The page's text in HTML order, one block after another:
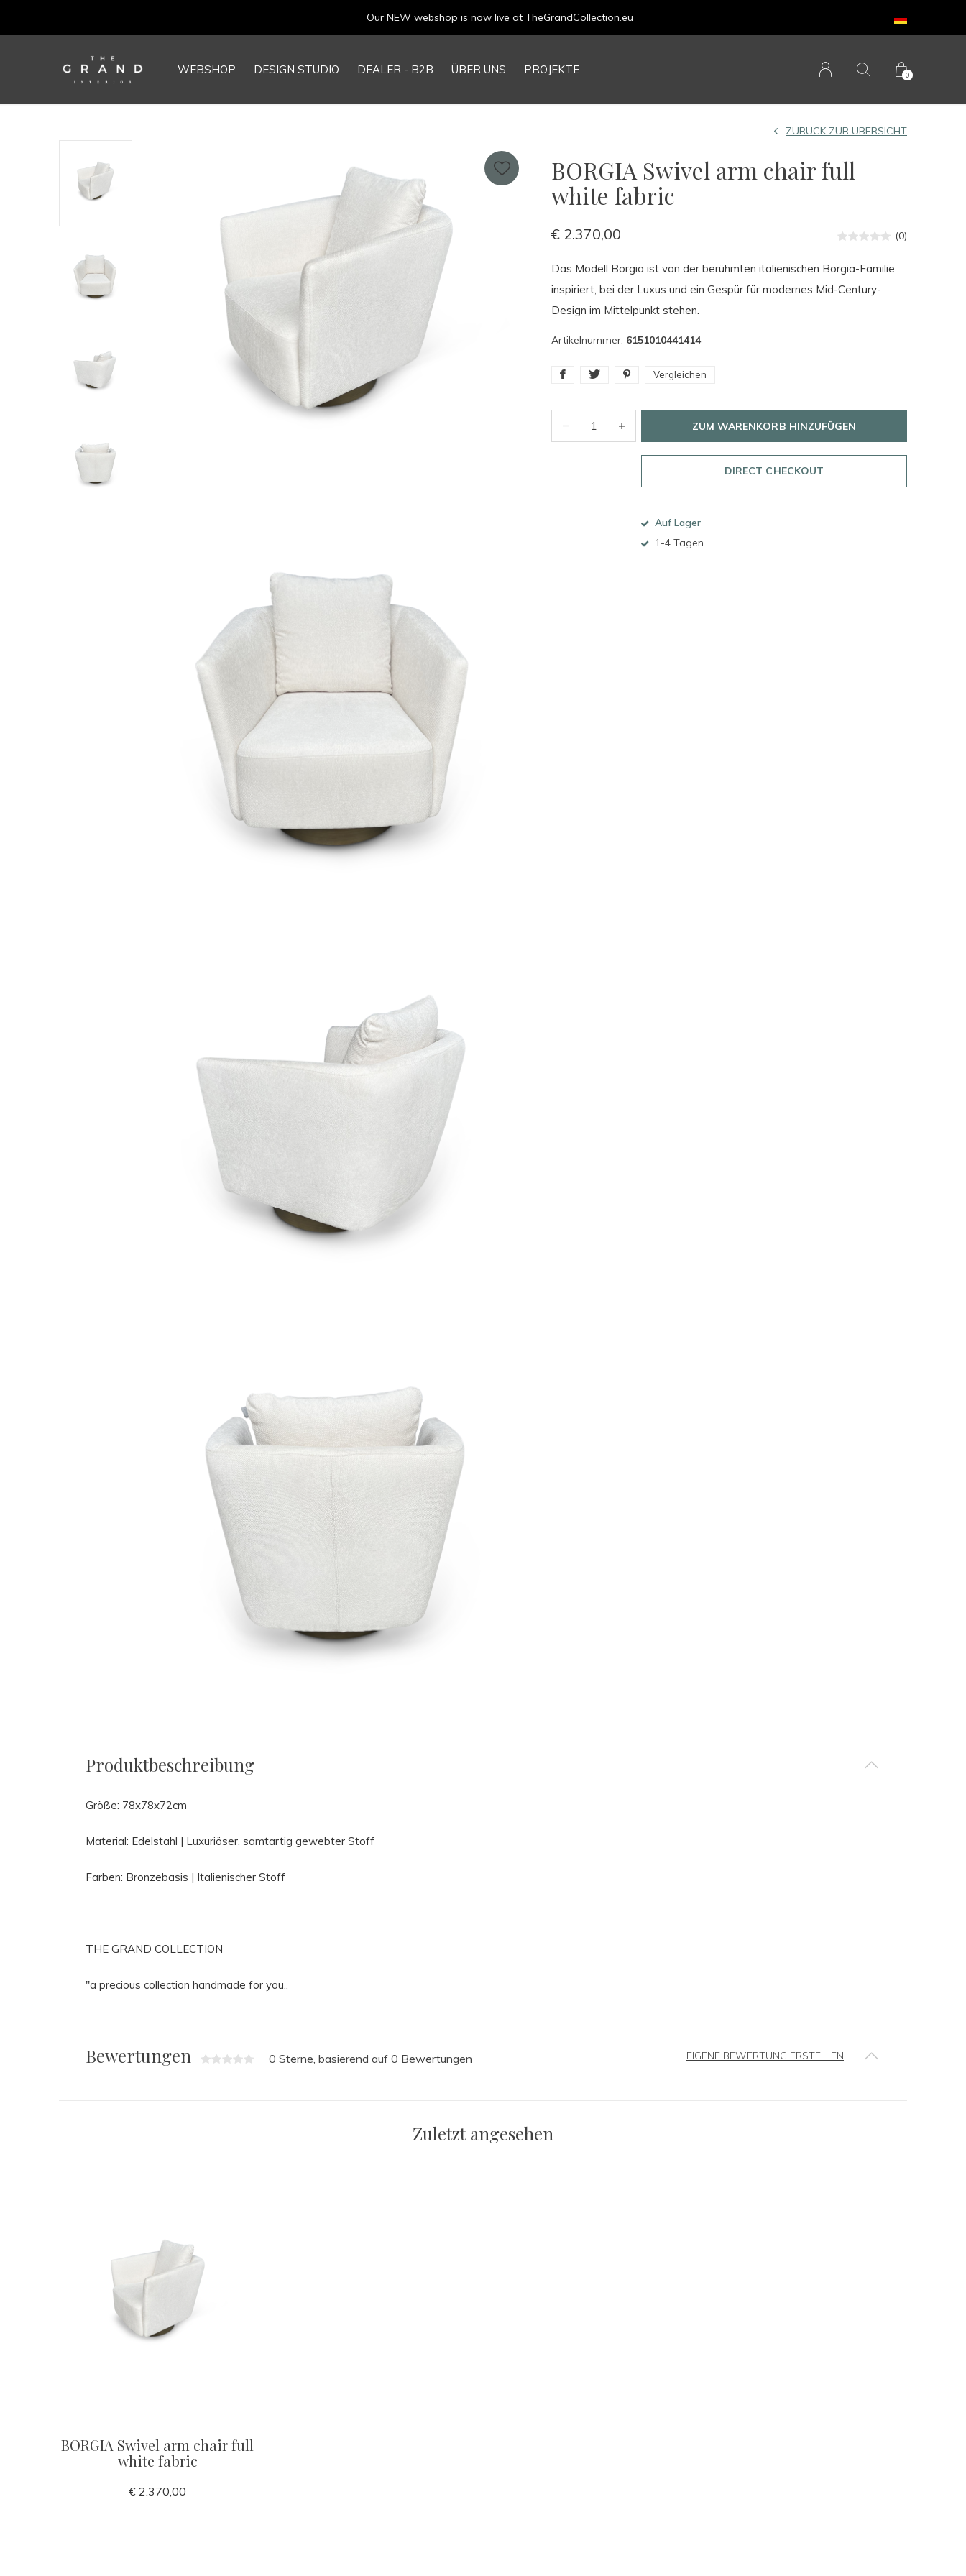
WEBSHOP DESIGN STUDIO DEALER - B2B ÜBER UNS PROJEKTE 0
Our NEW webshop is now live atTheGrandCollection.eu
BORGIA Swivel arm chair full
white fabric
ZURÜCK ZUR ÜBERSICHT
€ 2.370,00 (0)
Das Modell Borgia ist von der berühmten italienischen Borgia-Familie
inspiriert, bei der Luxus und ein Gespür für modernes Mid-Century-
Design im Mittelpunkt stehen.
Artikelnummer: 6151010441414
Vergleichen
ZUM WARENKORB HINZUFÜGEN
DIRECT CHECKOUT
Auf Lager
1-4 Tagen
Produktbeschreibung
Größe: 78x78x72cm
Material: Edelstahl | Luxuriöser, samtartig gewebter Stoff
Farben: Bronzebasis | Italienischer Stoff
THE GRAND COLLECTION
"a precious collection handmade for you,,
Bewertungen 0 Sterne, basierend auf 0 Bewertungen EIGENE BEWERTUNG ERSTELLEN
Zuletzt angesehen
BORGIA Swivel arm chair full
white fabric
€ 2.370,00